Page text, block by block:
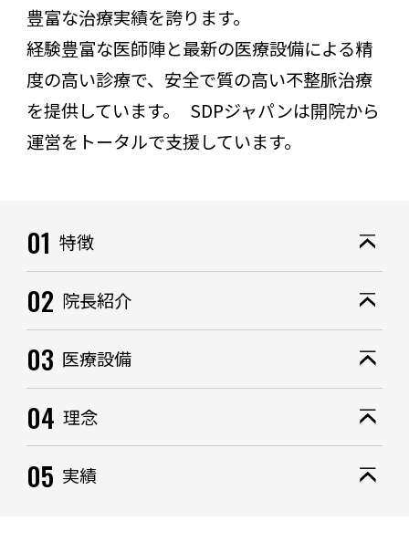
豊富な治療実績を誇ります。
経験豊富な医師陣と最新の医療設備による精
度の高い診療で、安全で質の高い不整脈治療
を提供しています。 SDPジャパンは開院から
運営をトータルで支援しています。
01 特徴
02 院長紹介
03 医療設備
04 理念
05 実績